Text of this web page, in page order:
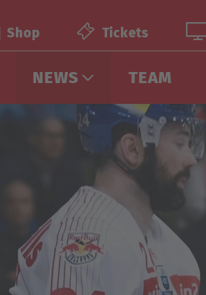
Shop Tickets
NEWS TEAM